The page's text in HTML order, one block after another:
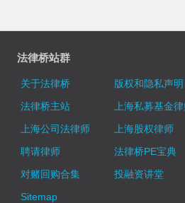
法律桥站群
关于法律桥 版权和隐私声明
法律桥主站
上海私募基金
上海公司法律师
上海股权律师
聘请律师
法律桥PE宝典
对赌回购合集
投融资讲堂
Sitemap